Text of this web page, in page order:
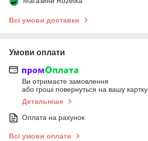
Всі умови доставки
Умови оплати
Ви отримаєте замовлення
або гроші повернуться на вашу картку
Детальніше
Оплата на рахунок
Всі умови оплати